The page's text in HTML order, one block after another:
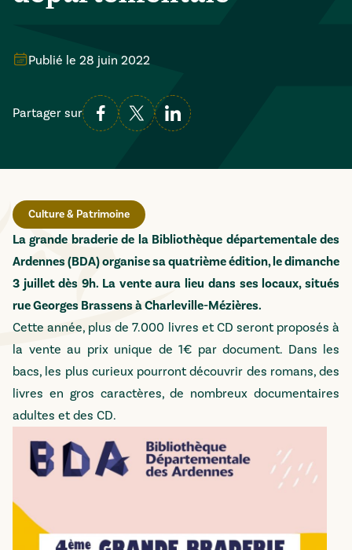
Publié le 28 juin 2022
Partager sur
Culture & Patrimoine
La grande braderie de la Bibliothèque départementale des
Ardennes (BDA) organise sa quatrième édition, le dimanche
3 juillet dès 9h. La vente aura lieu dans ses locaux, situés
rue Georges Brassens à Charleville-Mézières.
Cette année, plus de 7.000 livres et CD seront proposés à
la vente au prix unique de 1€ par document. Dans les
bacs, les plus curieux pourront découvrir des romans, des
livres en gros caractères, de nombreux documentaires
adultes et des CD.